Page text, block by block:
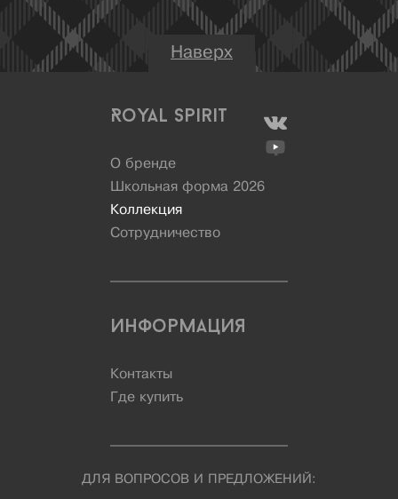
Наверх
Royal Spirit
О бренде
Школьная форма 2026
Коллекция
Сотрудничество
Информация
Контакты
Где купить
ДЛЯ ВОПРОСОВ И ПРЕДЛОЖЕНИЙ: